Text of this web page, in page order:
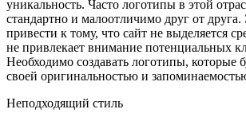
уникальность. Часто логотипы в этой
стандартно и малоотличимо друг от
привести к тому, что сайт не выделяется
не привлекает внимание потенциальных
Необходимо создавать логотипы, которые
своей оригинальностью и
Неподходящий стиль